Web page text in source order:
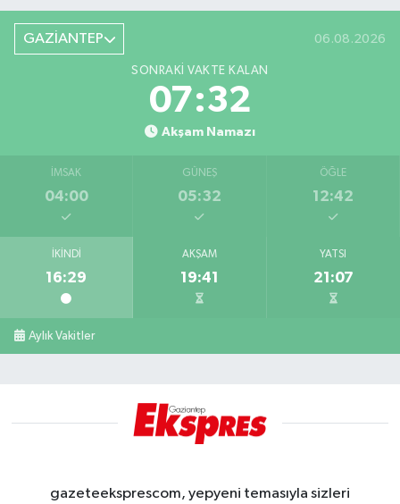
GAZİANTEP 06.08.2026
SONRAKI VAKTE KALAN
07:31
Akşam Namazı
İMSAK
04:00
GÜNEŞ
05:32
ÖĞLE
12:42
İKINDI
16:29
AKŞAM
19:41
YATSI
21:07
Aylık Vakitler
gazeteeksprescom, yepyeni temasıyla sizleri